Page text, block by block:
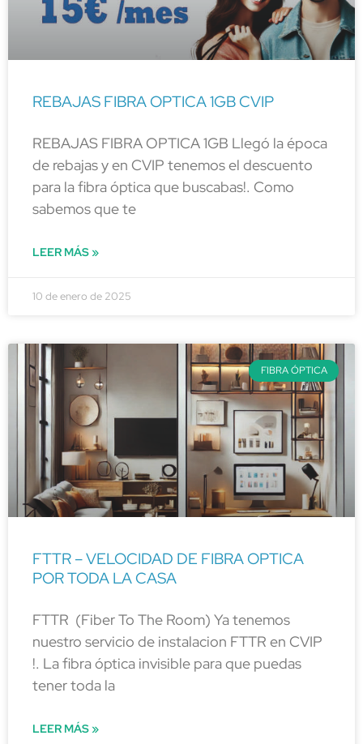
REBAJAS FIBRA OPTICA 1GB CVIP
REBAJAS FIBRA OPTICA 1GB Llegó la época
de rebajas y en CVIP tenemos el descuento
para la fibra óptica que buscabas!. Como
sabemos que te
LEER MÁS »
10 de enero de 2025
FIBRA ÓPTICA
FTTR – VELOCIDAD DE FIBRA OPTICA
POR TODA LA CASA
FTTR (Fiber To The Room) Ya tenemos
nuestro servicio de instalacion FTTR en CVIP
!. La fibra óptica invisible para que puedas
tener toda la
LEER MÁS »